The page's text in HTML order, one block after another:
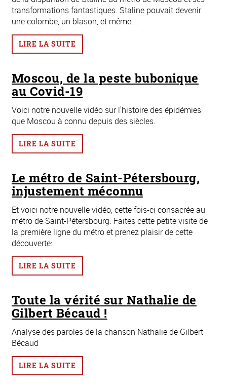
transformations fantastiques. Staline pouvait devenir
une colombe, un blason, et même...
LIRE LA SUITE
Moscou, de la peste bubonique
au Covid-19
Voici notre nouvelle vidéo sur l'histoire des épidémies
que Moscou à connu depuis des siècles.
LIRE LA SUITE
Le métro de Saint-Pétersbourg,
injustement méconnu
Et voici notre nouvelle vidéo, cette fois-ci consacrée au
métro de Saint-Pétersbourg. Faites cette petite visite de
la première ligne du métro et prenez plaisir de cette
découverte:
LIRE LA SUITE
Toute la vérité sur Nathalie de
Gilbert Bécaud !
Analyse des paroles de la chanson Nathalie de Gilbert
Bécaud
LIRE LA SUITE